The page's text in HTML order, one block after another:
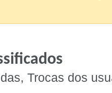
Trocas dos